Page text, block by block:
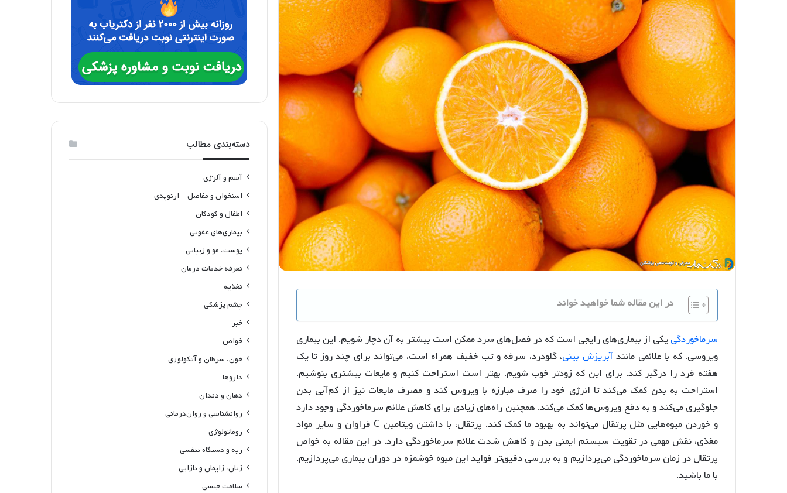
در این مقاله شما خواهید خواند
سرماخوردگییکی از بیماری‌های رایجی است که در فصل‌های سرد ممکن است بیشتر به آن دچار شویم. این بیماری
ویروسی، که با علائمی مانندآبریزش بینی، گلودرد، سرفه و تب خفیف همراه است، می‌تواند برای چند روز تا یک
هفته فرد را درگیر کند. برای این که زودتر خوب شویم، بهتر است استراحت کنیم و مایعات بیشتری بنوشیم.
استراحت به بدن کمک می‌کند تا انرژی خود را صرف مبارزه با ویروس کند و مصرف مایعات نیز از کم‌آبی بدن
جلوگیری می‌کند و به دفع ویروس‌ها کمک می‌کند. همچنین راه‌های زیادی برای کاهش علائم سرماخوردگی وجود دارد
و خوردن میوه‌هایی مثل پرتقال می‌تواند به بهبود ما کمک کند. پرتقال، با داشتن ویتامین C فراوان و سایر مواد
مغذی، نقش مهمی در تقویت سیستم ایمنی بدن و کاهش شدت علائم سرماخوردگی دارد. در این مقاله به خواص
پرتقال در زمان سرماخوردگی می‌پردازیم و به بررسی دقیق‌تر فواید این میوه خوشمزه در دوران بیماری می‌پردازیم.
با ما باشید.
دسته‌بندی مطالب
آسم و آلرژی
استخوان و مفاصل – ارتوپدی
اطفال و کودکان
بیماری‌های عفونی
پوست، مو و زیبایی
تعرفه خدمات درمان
تغذیه
چشم پزشکی
خبر
خواص
خون، سرطان و آنکولوژی
داروها
دهان و دندان
روانشناسی و روان‌درمانی
روماتولوژی
ریه و دستگاه تنفسی
زنان، زایمان و نازایی
سلامت جنسی